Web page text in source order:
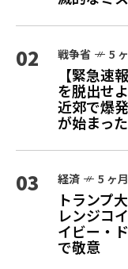
02 戦争省 5
【緊急速
を脱出せ
近郊で爆
が始まった
03 経済 5 ヶ
トランプ
レンジコ
イビー・
で敬意